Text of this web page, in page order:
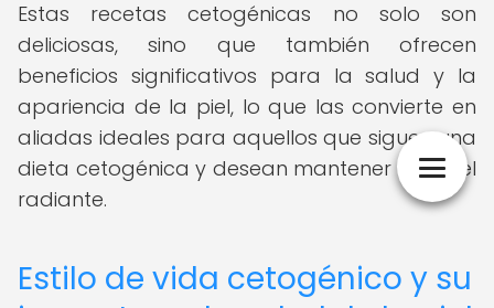
Estas recetas cetogénicas no solo son
deliciosas, sino que también ofrecen
beneficios significativos para la salud y la
apariencia de la piel, lo que las convierte en
aliadas ideales para aquellos que siguen una
dieta cetogénica y desean mantener una piel
radiante.
Estilo de vida cetogénico y su